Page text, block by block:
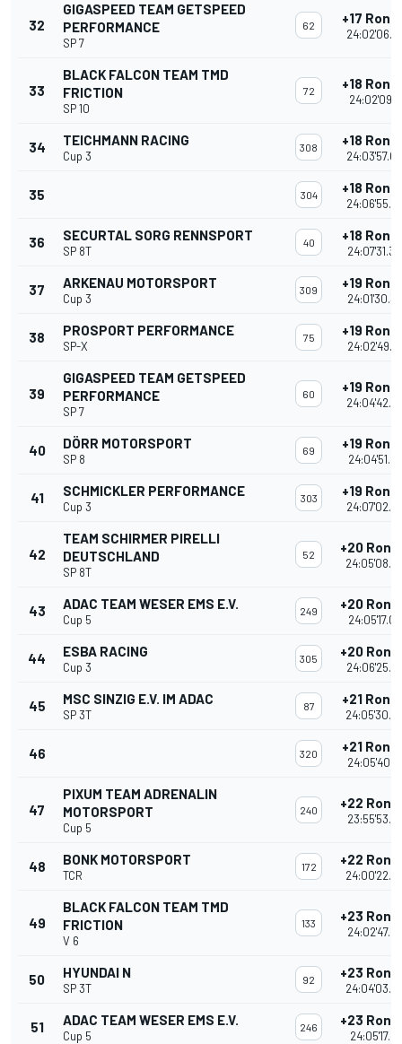
32
GIGASPEED TEAM GETSPEED
PERFORMANCE
SP 7
62 +17
33
BLACK FALCON TEAM TMD
FRICTION
SP 10
72 +18
34 TEICHMANN RACING
Cup 3
308 +18
35 304 +18
36 SECURTAL SORG RENNSPORT
SP 8T
40 +18
37 ARKENAU MOTORSPORT
Cup 3
309 +19
38 PROSPORT PERFORMANCE
SP-X
75 +19
39
GIGASPEED TEAM GETSPEED
PERFORMANCE
SP 7
60 +19
40 DÖRR MOTORSPORT
SP 8
69 +19
41 SCHMICKLER PERFORMANCE
Cup 3
303 +19
42
TEAM SCHIRMER PIRELLI
DEUTSCHLAND
SP 8T
52 +20
43 ADAC TEAM WESER EMS E.V.
Cup 5
249 +20
44 ESBA RACING
Cup 3
305 +20
45 MSC SINZIG E.V. IM ADAC
SP 3T
87 +21
46 320 +21
47
PIXUM TEAM ADRENALIN
MOTORSPORT
Cup 5
240 +22
48 BONK MOTORSPORT
TCR
172 +22
49
BLACK FALCON TEAM TMD
FRICTION
V 6
133 +23
50 HYUNDAI N
SP 3T
92 +23
51 ADAC TEAM WESER EMS E.V.
Cup 5
246 +23